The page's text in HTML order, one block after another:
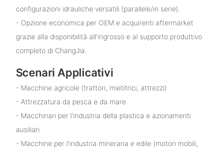
configurazioni idrauliche versatili (parallele/in serie).
- Opzione economica per OEM e acquirenti aftermarket
grazie alla disponibilità all'ingrosso e al supporto produttivo
completo di ChangJia.
Scenari Applicativi
- Macchine agricole (trattori, mietitrici, attrezzi)
- Attrezzatura da pesca e da mare
- Macchinari per l'industria della plastica e azionamenti
ausiliari
- Macchine per l'industria mineraria e edile (motori mobili,